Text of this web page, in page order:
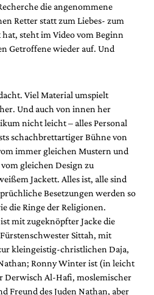
die angenommene
Retter statt zum Liebes- zum
steht im Video vom Beginn
Getroffene wieder auf. Und
Viel Material umspielt
Und auch von innen her
nicht leicht – alles Personal
schachbrettartiger Bühne von
immer gleichen Mustern und
gleichen Design zu
Jackett. Alles ist, alle sind
Besetzungen werden so
die Ringe der Religionen.
mit zugeknöpfter Jacke die
Sittah, mit
kleingeistig-christlichen Daja,
Ronny Winter ist (in leicht
Derwisch Al-Hafi, moslemischer
Freund des Juden Nathan, aber